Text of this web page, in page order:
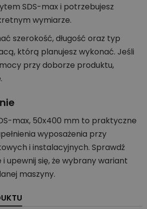
SDS-max i potrzebujesz
wymiarze.
szerokość, długość oraz typ
którą planujesz wykonać. Jeśli
przy doborze produktu,
max, 50x400 mm to praktyczne
wyposażenia przy
i instalacyjnych. Sprawdź
upewnij się, że wybrany wariant
maszyny.